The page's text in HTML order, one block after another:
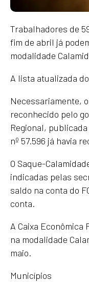
Trabalhadores de
fim de abril já
modalidade
A lista atualizada
Necessariamente,
reconhecido pelo
Regional, publicada
nº 57.596 já havia
O Saque-
indicadas pelas
saldo na conta do
conta.
A Caixa Econômica
na modalidade
maio.
Municípios